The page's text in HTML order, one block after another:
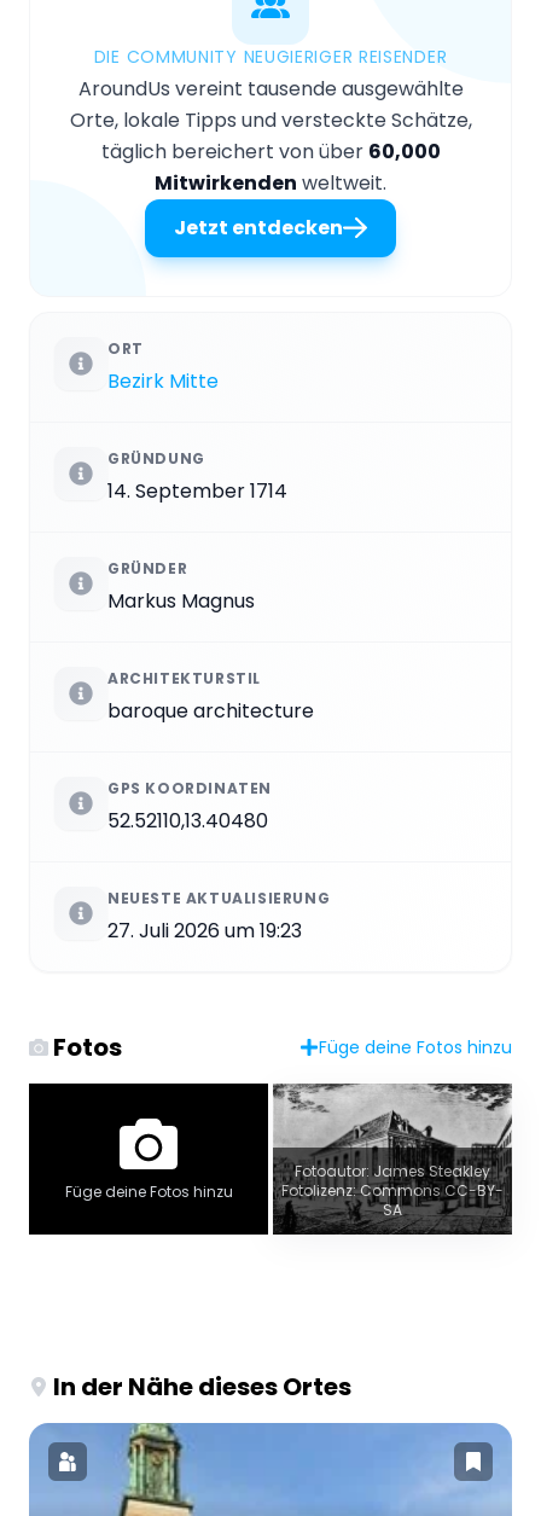
DIE COMMUNITY NEUGIERIGER REISENDER
AroundUs vereint tausende ausgewählte
Orte, lokale Tipps und versteckte Schätze,
täglich bereichert von über 60,000
Mitwirkenden weltweit.
Jetzt entdecken
ORT
Bezirk Mitte
GRÜNDUNG
14. September 1714
GRÜNDER
Markus Magnus
ARCHITEKTURSTIL
baroque architecture
GPS KOORDINATEN
52.52110,13.40480
NEUESTE AKTUALISIERUNG
27. Juli 2026 um 19:23
Fotos Füge deine Fotos hinzu
Füge deine Fotos hinzu
Fotoautor: James Steakley
Fotolizenz: Commons CC-BY-
SA
In der Nähe dieses Ortes